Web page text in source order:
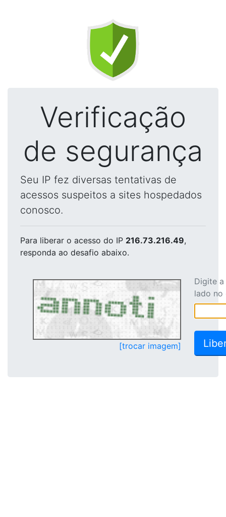
Verificação
de segurança
Seu IP fez diversas tentativas de
acessos suspeitos a sites hospedados
conosco.
Para liberar o acesso do IP 216.73.216.49,
responda ao desafio abaixo.
[trocar imagem]
Digite
lado no